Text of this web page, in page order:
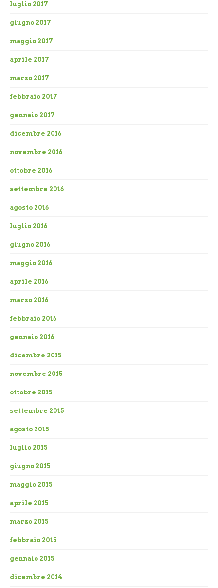
luglio 2017
giugno 2017
maggio 2017
aprile 2017
marzo 2017
febbraio 2017
gennaio 2017
dicembre 2016
novembre 2016
ottobre 2016
settembre 2016
agosto 2016
luglio 2016
giugno 2016
maggio 2016
aprile 2016
marzo 2016
febbraio 2016
gennaio 2016
dicembre 2015
novembre 2015
ottobre 2015
settembre 2015
agosto 2015
luglio 2015
giugno 2015
maggio 2015
aprile 2015
marzo 2015
febbraio 2015
gennaio 2015
dicembre 2014